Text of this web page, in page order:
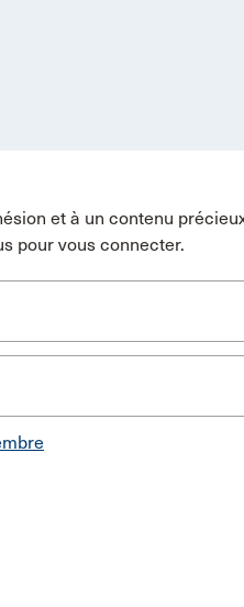
et à un contenu
pour vous connecter.